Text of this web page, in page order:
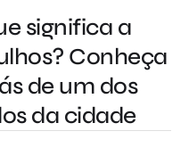
significa a
Conheça
de um dos
da cidade